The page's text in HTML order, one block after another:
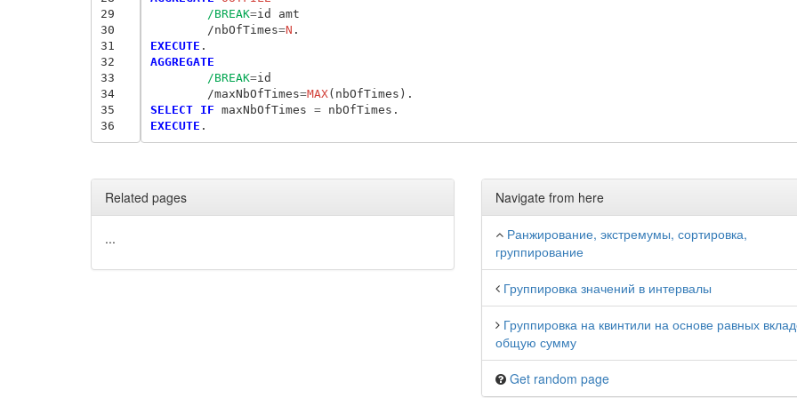
29
30
31
32
33
34
35
36
/BREAK=id amt
	/nbOfTimes
=N
EXECUTE
AGGREGATE
/BREAK=id
	/maxNbOfTimes
=MAX
SELECT IF maxNbOfTimes =
EXECUTE
Related pages
...
Navigate from here
Ранжирование, экстремумы, сортировка,
группирование
Группировка значений в интервалы
Группировка на квинтили на основе равных
общую сумму
Get random page